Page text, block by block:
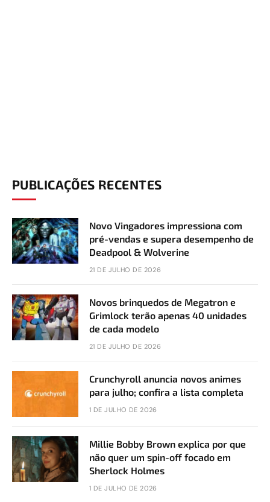
PUBLICAÇÕES RECENTES
Novo Vingadores impressiona com
pré-vendas e supera desempenho de
Deadpool & Wolverine
21 DE JULHO DE 2026
Novos brinquedos de Megatron e
Grimlock terão apenas 40 unidades
de cada modelo
21 DE JULHO DE 2026
Crunchyroll anuncia novos animes
para julho; confira a lista completa
1 DE JULHO DE 2026
Millie Bobby Brown explica por que
não quer um spin-off focado em
Sherlock Holmes
1 DE JULHO DE 2026